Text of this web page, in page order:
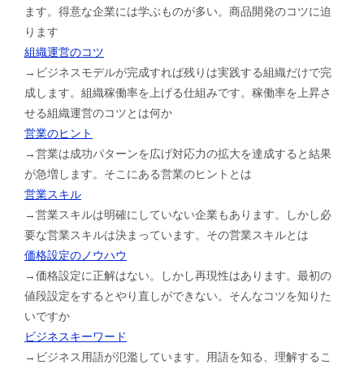
ます。得意な企業には学ぶものが多い。商品開発のコツに迫
ります
組織運営のコツ
→ビジネスモデルが完成すれば残りは実践する組織だけで完
成します。組織稼働率を上げる仕組みです。稼働率を上昇さ
せる組織運営のコツとは何か
営業のヒント
→営業は成功パターンを広げ対応力の拡大を達成すると結果
が急増します。そこにある営業のヒントとは
営業スキル
→営業スキルは明確にしていない企業もあります。しかし必
要な営業スキルは決まっています。その営業スキルとは
価格設定のノウハウ
→価格設定に正解はない。しかし再現性はあります。最初の
値段設定をするとやり直しができない。そんなコツを知りた
いですか
ビジネスキーワード
→ビジネス用語が氾濫しています。用語を知る、理解するこ